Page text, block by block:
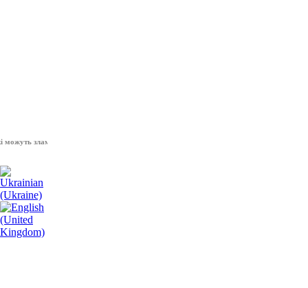
зламати волю народу, - Президент України Володимир Зеленський